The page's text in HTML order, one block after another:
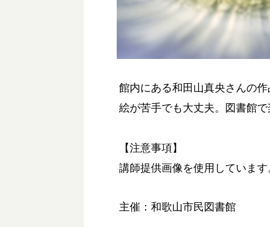
館内にある和田山真央さんの
絵が苦手でも大丈夫。図書館
【注意事項】
講師提供画像を使用しています
主催：和歌山市民図書館